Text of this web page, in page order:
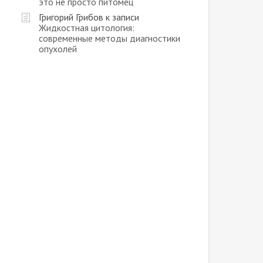
Григорий Грибов к записи
Жидкостная цитология:
современные методы диагностики
опухолей